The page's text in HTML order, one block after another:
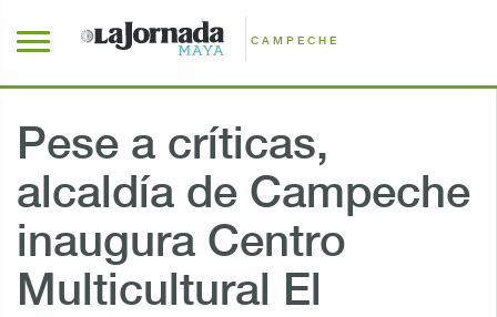
CAMPECHE
Pese a críticas,
alcaldía de Campeche
inaugura Centro
Multicultural El